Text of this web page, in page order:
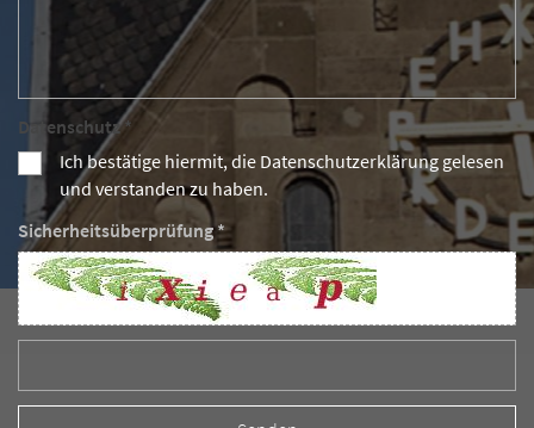
Datenschutz *
Ich bestätige hiermit, die Datenschutzerklärung gelesen
und verstanden zu haben.
Sicherheitsüberprüfung *